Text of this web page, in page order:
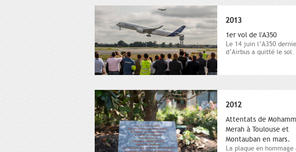
2013
1er vol de l'A350
Le 14 juin l’A350
d’Airbus a quitté le sol.
2012
Attentats de
Merah à Toulouse et
Montauban en mars.
La plaque en hommage